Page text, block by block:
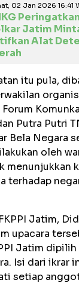
02 Jan 2026 16:41
Jatim
Alat
itu pula,
Putra Putri
Bela Negara
oleh
menunjukkan
terhadap
Jatim,
upacara
Jatim
Isi dari ikrar
setiap